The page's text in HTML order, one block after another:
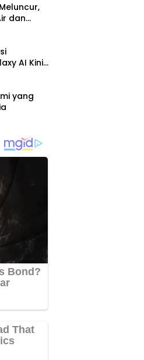
dan
AI Kini
yang